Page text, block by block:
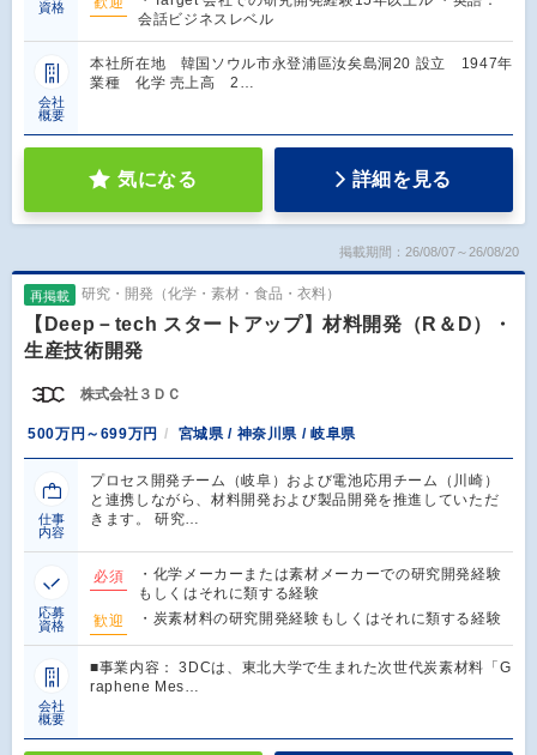
資格
会話ビジネスレベル
会社
概要
本社所在地 韓国ソウル市永登浦區汝矣島洞20 設立 1947年
業種 化学 売上高 2…
気になる 詳細を見る
掲載期間：26/08/07～26/08/20
再掲載 研究・開発（化学・素材・食品・衣料）
【Deep－tech スタートアップ】材料開発（R＆D）・
生産技術開発
株式会社３ＤＣ
500万円～699万円 宮城県 / 神奈川県 / 岐阜県
仕事
内容
プロセス開発チーム（岐阜）および電池応用チーム（川崎）
と連携しながら、材料開発および製品開発を推進していただ
きます。 研究…
応募
資格
必須
・化学メーカーまたは素材メーカーでの研究開発経験
もしくはそれに類する経験
歓迎
・炭素材料の研究開発経験もしくはそれに類する経験
会社
概要
■事業内容： 3DCは、東北大学で生まれた次世代炭素材料「G
raphene Mes…